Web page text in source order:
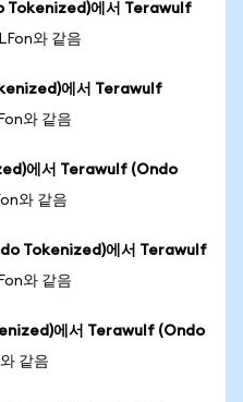
Tokenized)에서 Terawulf
와 같음
에서 Terawulf
와 같음
에서 Terawulf (Ondo
와 같음
Tokenized)에서 Terawulf
와 같음
에서 Terawulf (Ondo
같음